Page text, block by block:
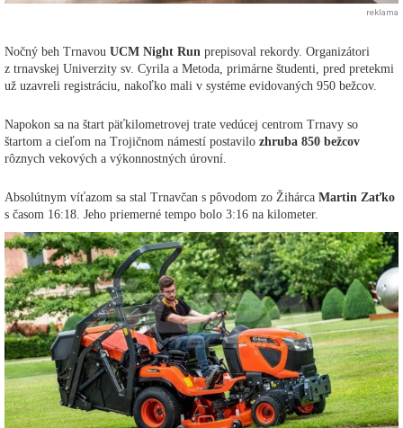
reklama
Nočný beh Trnavou UCM Night Run prepisoval rekordy. Organizátori
z trnavskej Univerzity sv. Cyrila a Metoda, primárne študenti, pred pretekmi
už uzavreli registráciu, nakoľko mali v systéme evidovaných 950 bežcov.
Napokon sa na štart päťkilometrovej trate vedúcej centrom Trnavy so
štartom a cieľom na Trojičnom námestí postavilo zhruba 850 bežcov
rôznych vekových a výkonnostných úrovní.
Absolútnym víťazom sa stal Trnavčan s pôvodom zo Žihárca Martin Zaťko
s časom 16:18. Jeho priemerné tempo bolo 3:16 na kilometer.